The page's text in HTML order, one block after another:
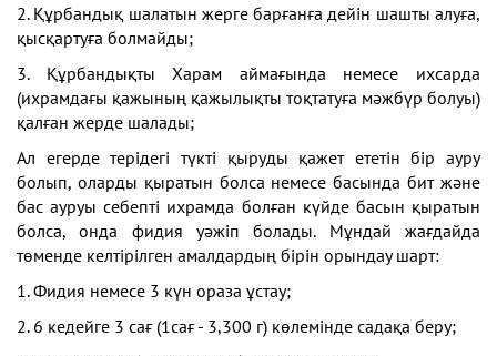
2. Құрбандық шалатын жерге барғанға дейін шашты алуға,
қысқартуға болмайды;
3. Құрбандықты Харам аймағында немесе ихсарда
(ихрамдағы қажының қажылықты тоқтатуға мәжбүр болуы)
қалған жерде шалады;
Ал егерде терідегі түкті қыруды қажет ететін бір ауру
болып, оларды қыратын болса немесе басында бит және
бас ауруы себепті ихрамда болған күйде басын қыратын
болса, онда фидия уәжіп болады. Мұндай жағдайда
төменде келтірілген амалдардың бірін орындау шарт:
1. Фидия немесе 3 күн ораза ұстау;
2. 6 кедейге 3 сағ (1сағ - 3,300 г) көлемінде садақа беру;